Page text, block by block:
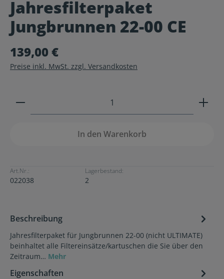
Durchschnittliche Bewertung von 0 von 5 Sternen
Jahresfilterpaket
Jungbrunnen 22-00 CE
139,00 €
Preise inkl. MwSt. zzgl. Versandkosten
Produkt Anzahl: Gib den gewünschten Wert ein
In den Warenkorb
Art.Nr.:
022038
Lagerbestand:
2
Beschreibung
Jahresfilterpaket für Jungbrunnen 22-00 (nicht ULTIMATE)
beinhaltet alle Filtereinsätze/kartuschen die Sie über den
Zeitraum… Mehr
Eigenschaften